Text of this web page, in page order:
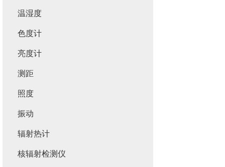
温湿度
色度计
亮度计
测距
照度
振动
辐射热计
核辐射检测仪